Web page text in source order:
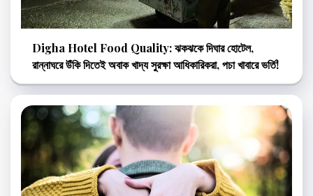
Digha Hotel Food Quality: ঝকঝকে দিঘার হোটেল,
রান্নাঘরে উঁকি দিতেই অবাক খাদ্য সুরক্ষা আধিকারিকরা, পচা খাবারে ভর্তি!